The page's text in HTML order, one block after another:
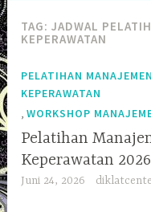
TAG:JADWAL
KEPERAWATAN
PELATIHAN
KEPERAWATAN
,WORKSHOP
Pelatihan
Keperawatan 2026
Juni 24, 2026